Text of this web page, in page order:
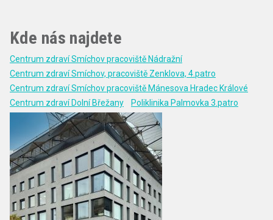
Kde nás najdete
Centrum zdraví Smíchov pracoviště Nádražní
Centrum zdraví Smíchov, pracoviště Zenklova, 4.patro
Centrum zdraví Smíchov pracoviště Mánesova Hradec Králové
Centrum zdraví Dolní Břežany
Poliklinika Palmovka 3.patro